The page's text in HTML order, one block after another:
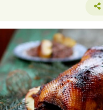
Témata
Recepty
Články